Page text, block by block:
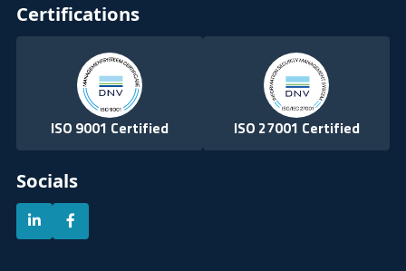
Certifications
ISO 9001 Certified ISO 27001 Certified
Socials